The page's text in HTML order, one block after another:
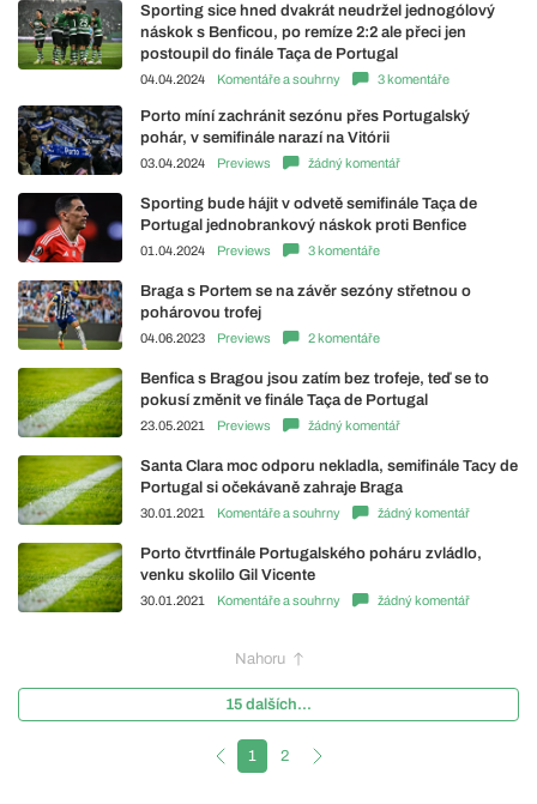
Sporting sice hned dvakrát neudržel jednogólový
náskok s Benficou, po remíze 2:2 ale přeci jen
postoupil do finále Taça de Portugal
04.04.2024 Komentáře a souhrny 3 komentáře
Porto míní zachránit sezónu přes Portugalský
pohár, v semifinále narazí na Vitórii
03.04.2024 Previews žádný komentář
Sporting bude hájit v odvetě semifinále Taça de
Portugal jednobrankový náskok proti Benfice
01.04.2024 Previews 3 komentáře
Braga s Portem se na závěr sezóny střetnou o
pohárovou trofej
04.06.2023 Previews 2 komentáře
Benfica s Bragou jsou zatím bez trofeje, teď se to
pokusí změnit ve finále Taça de Portugal
23.05.2021 Previews žádný komentář
Santa Clara moc odporu nekladla, semifinále Tacy de
Portugal si očekávaně zahraje Braga
30.01.2021 Komentáře a souhrny žádný komentář
Porto čtvrtfinále Portugalského poháru zvládlo,
venku skolilo Gil Vicente
30.01.2021 Komentáře a souhrny žádný komentář
Nahoru
15 dalších...
1 2